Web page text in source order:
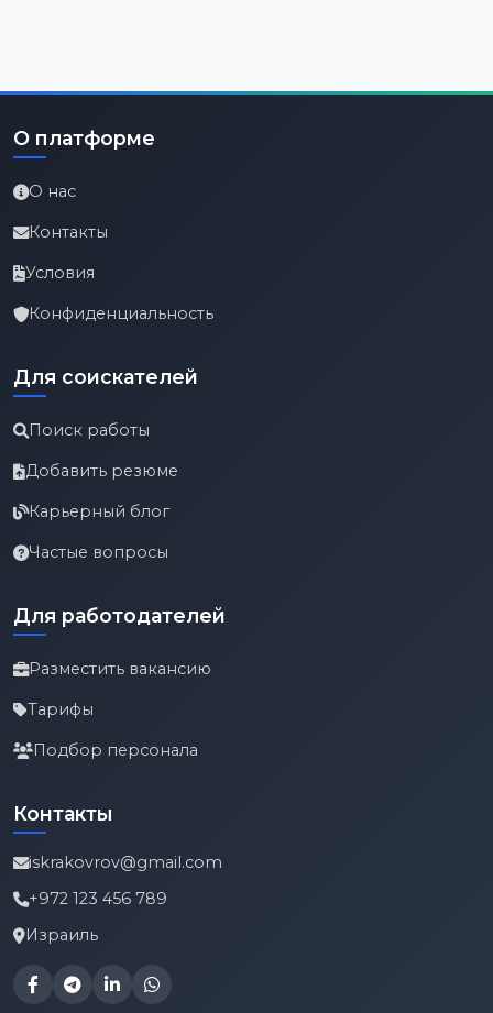
О платформе
О нас
Контакты
Условия
Конфиденциальность
Для соискателей
Поиск работы
Добавить резюме
Карьерный блог
Частые вопросы
Для работодателей
Разместить вакансию
Тарифы
Подбор персонала
Контакты
iskrakovrov@gmail.com
+972 123 456 789
Израиль